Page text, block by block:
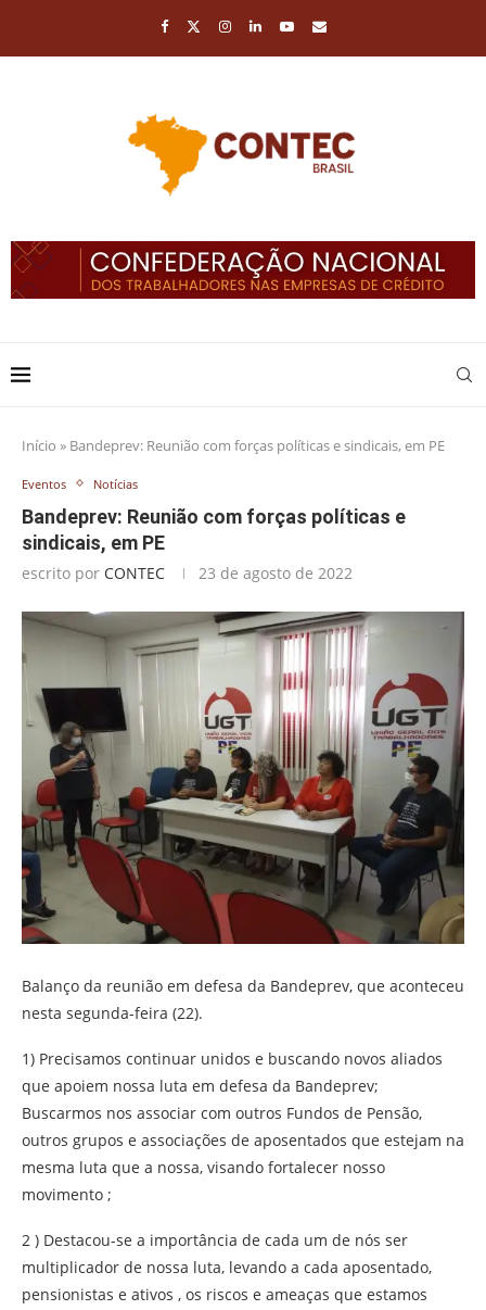
Início » Bandeprev: Reunião com forças políticas e sindicais, em PE
Eventos Notícias
Bandeprev: Reunião com forças políticas e
sindicais, em PE
escrito por CONTEC 23 de agosto de 2022
Balanço da reunião em defesa da Bandeprev, que aconteceu
nesta segunda-feira (22).
1) Precisamos continuar unidos e buscando novos aliados
que apoiem nossa luta em defesa da Bandeprev;
Buscarmos nos associar com outros Fundos de Pensão,
outros grupos e associações de aposentados que estejam na
mesma luta que a nossa, visando fortalecer nosso
movimento ;
2 ) Destacou-se a importância de cada um de nós ser
multiplicador de nossa luta, levando a cada aposentado,
pensionistas e ativos , os riscos e ameaças que estamos